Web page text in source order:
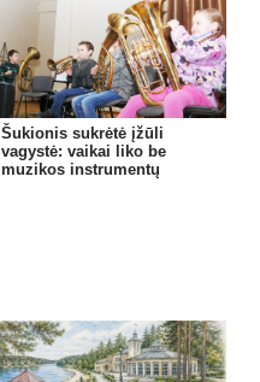
Šukionis sukrėtė įžūli
vagystė: vaikai liko be
muzikos instrumentų